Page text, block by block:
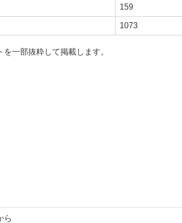
159
1073
一部抜粋して掲載します。
ら